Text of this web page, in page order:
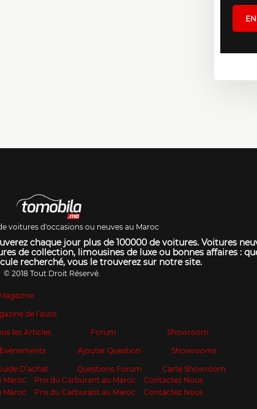
voitures d'occasions ou neuves au Maroc
chaque jour plus de 100000 de voitures. Voitures
de collection, limousines de luxe ou bonnes affaires :
recherché, vous le trouverez sur notre site.
© 2018 Tout Droit Réservé.
Magazine
de l’auto
les Articles
Evénements
D’achat
Forum
Ajouter Question
Questions Forum
Showroom
Showrooms
Carte Showroom
Maroc
Prix du Carburant au Maroc
Contactez Nous
Maroc
Prix du Carburant au Maroc Contactez Nous